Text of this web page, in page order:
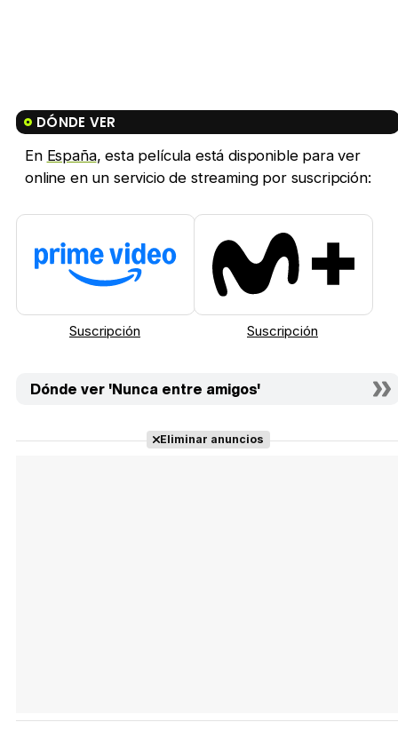
DÓNDE VER
En España, esta película está disponible para ver
online en un servicio de streaming por suscripción:
Suscripción Suscripción
Dónde ver 'Nunca entre amigos'
Eliminar anuncios